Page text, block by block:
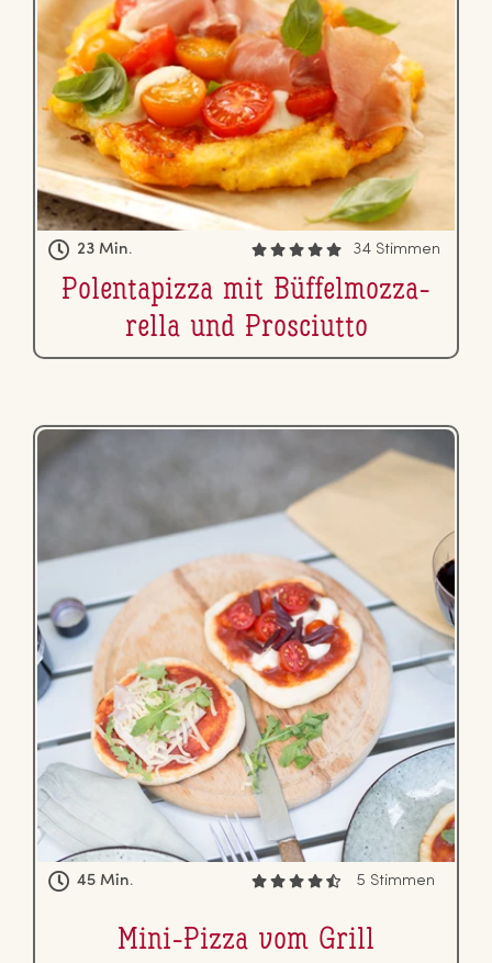
23 Min. 34 Stimmen
Po­len­ta­piz­za mit Büf­fel­moz­za­
rel­la und Pro­s­ciut­to
45 Min. 5 Stimmen
Mini-Pizza vom Grill